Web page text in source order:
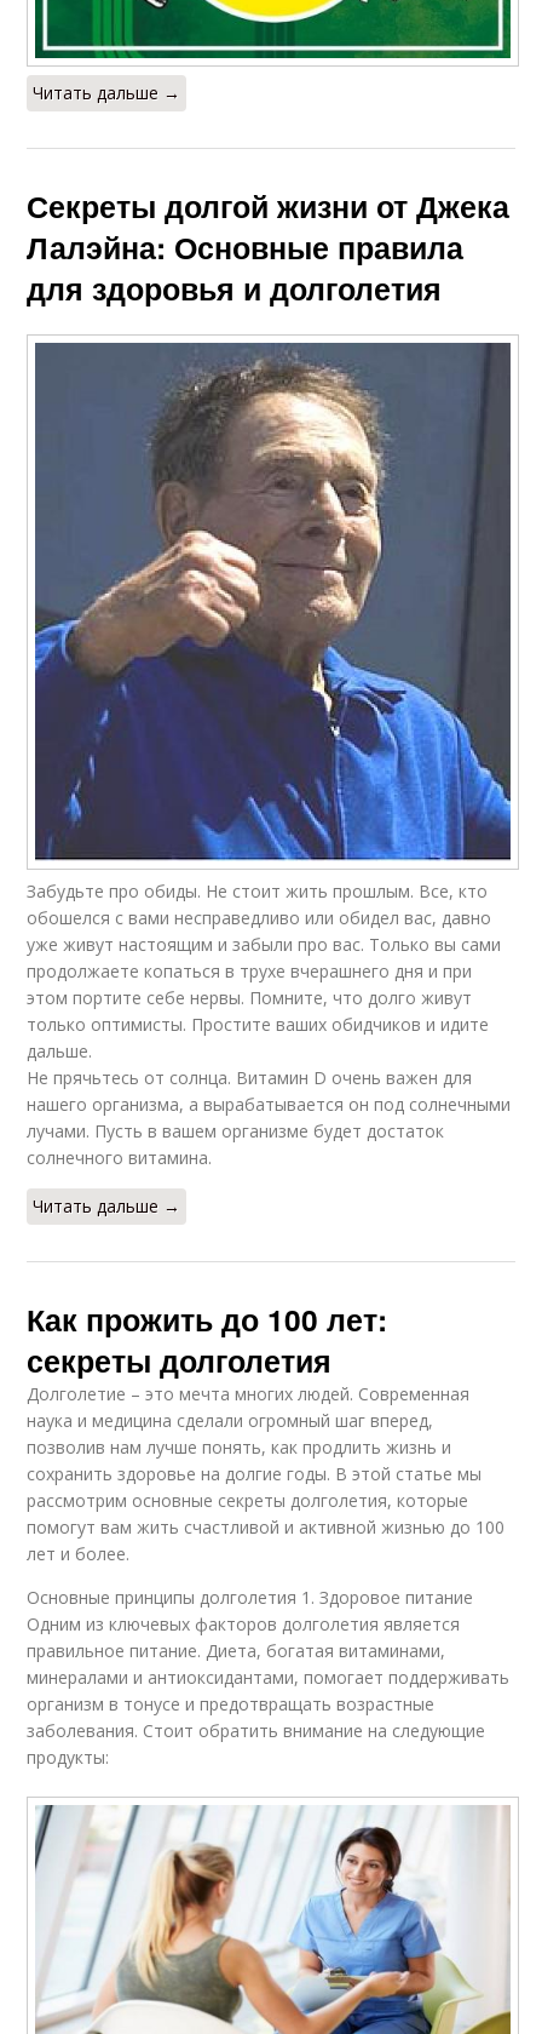
Читать дальше →
Секреты долгой жизни от Джека
Лалэйна: Основные правила
для здоровья и долголетия
Забудьте про обиды. Не стоит жить прошлым. Все, кто
обошелся с вами несправедливо или обидел вас, давно
уже живут настоящим и забыли про вас. Только вы сами
продолжаете копаться в трухе вчерашнего дня и при
этом портите себе нервы. Помните, что долго живут
только оптимисты. Простите ваших обидчиков и идите
дальше.
Не прячьтесь от солнца. Витамин D очень важен для
нашего организма, а вырабатывается он под солнечными
лучами. Пусть в вашем организме будет достаток
солнечного витамина.
Читать дальше →
Как прожить до 100 лет:
секреты долголетия
Долголетие – это мечта многих людей. Современная
наука и медицина сделали огромный шаг вперед,
позволив нам лучше понять, как продлить жизнь и
сохранить здоровье на долгие годы. В этой статье мы
рассмотрим основные секреты долголетия, которые
помогут вам жить счастливой и активной жизнью до 100
лет и более.
Основные принципы долголетия 1. Здоровое питание
Одним из ключевых факторов долголетия является
правильное питание. Диета, богатая витаминами,
минералами и антиоксидантами, помогает поддерживать
организм в тонусе и предотвращать возрастные
заболевания. Стоит обратить внимание на следующие
продукты: